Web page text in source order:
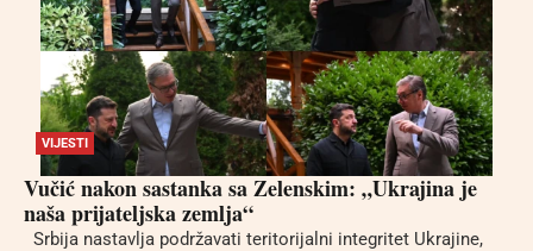
VIJESTI
Vučić nakon sastanka sa Zelenskim: „Ukrajina je
naša prijateljska zemlja“
Srbija nastavlja podržavati teritorijalni integritet Ukrajine,